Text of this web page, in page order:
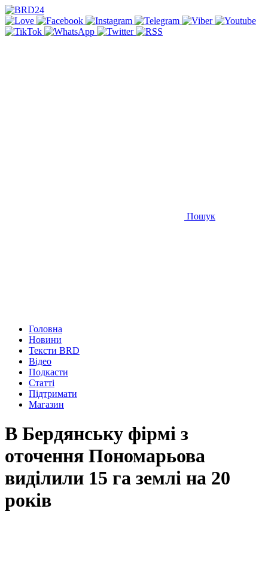
Пошук
Головна
Новини
Тексти BRD
Відео
Подкасти
Статті
Підтримати
Магазин
В Бердянську фірмі з
оточення Пономарьова
виділили 15 га землі на 20
років